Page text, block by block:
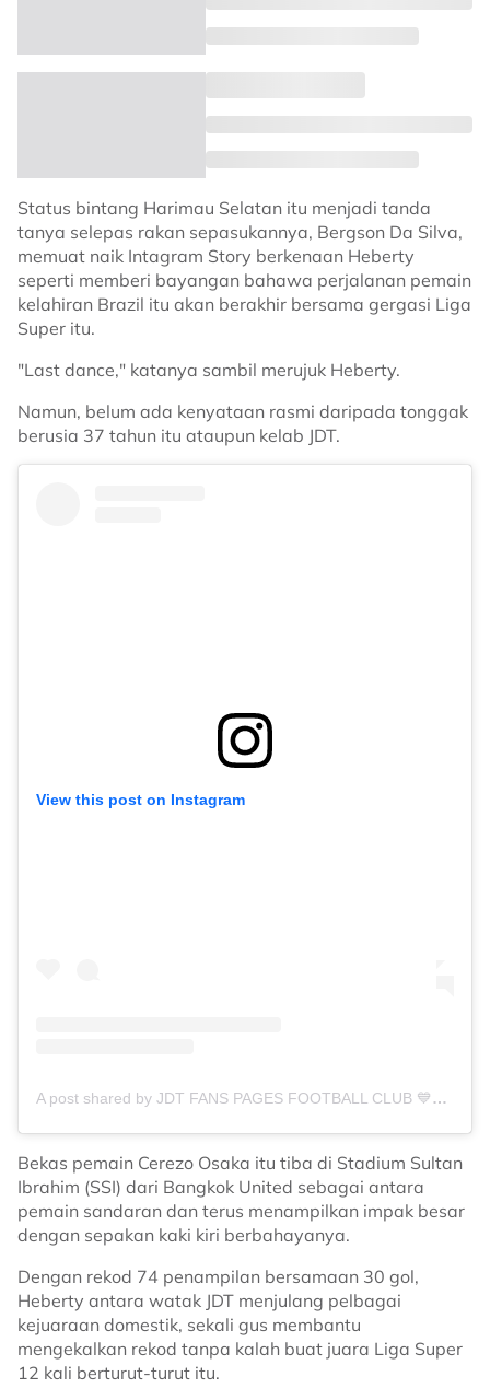
Status bintang Harimau Selatan itu menjadi tanda
tanya selepas rakan sepasukannya, Bergson Da Silva,
memuat naik Intagram Story berkenaan Heberty
seperti memberi bayangan bahawa perjalanan pemain
kelahiran Brazil itu akan berakhir bersama gergasi Liga
Super itu.
"Last dance," katanya sambil merujuk Heberty.
Namun, belum ada kenyataan rasmi daripada tonggak
berusia 37 tahun itu ataupun kelab JDT.
View this post on Instagram
A post shared by JDT FANS PAGES FOOTBALL CLUB 💙❤️ (@johor_futbol)
Bekas pemain Cerezo Osaka itu tiba di Stadium Sultan
Ibrahim (SSI) dari Bangkok United sebagai antara
pemain sandaran dan terus menampilkan impak besar
dengan sepakan kaki kiri berbahayanya.
Dengan rekod 74 penampilan bersamaan 30 gol,
Heberty antara watak JDT menjulang pelbagai
kejuaraan domestik, sekali gus membantu
mengekalkan rekod tanpa kalah buat juara Liga Super
12 kali berturut-turut itu.